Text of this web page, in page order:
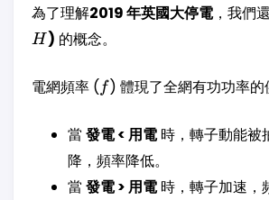
為了理解2019 年英國大停電，我們
H ) 的概念。
電網頻率 (ff ) 體現了全網有功功率的
當 發電 < 用電時，轉子動能被
降，頻率降低。
當 發電 > 用電時，轉子加速，